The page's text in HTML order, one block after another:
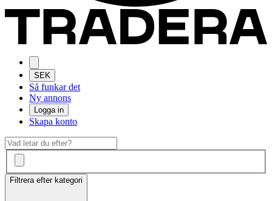
SEK
Så funkar det
Ny annons
Logga in
Skapa konto
Filtrera efter kategori